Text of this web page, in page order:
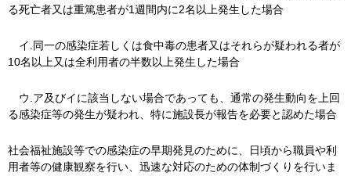
る死亡者又は重篤患者が1週間内に2名以上発生した場合
イ .同一の感染症若しくは食中毒の患者又はそれらが疑われる者が
10名以上又は全利用者の半数以上発生した場合
ウ .ア及びイに該当しない場合であっても、通常の発生動向を上回
る感染症等の発生が疑われ、特に施設長が報告を必要と認めた場合
社会福祉施設等での感染症の早期発見のために、日頃から職員や利
用者等の健康観察を行い、迅速な対応のための体制づくりを行いま